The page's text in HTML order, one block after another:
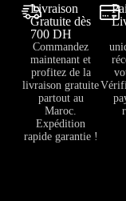
Livraison
Gratuite dès
700 DH
Commandez
maintenant et
profitez de la
livraison gratuite
partout au
Maroc.
Expédition
rapide garantie !